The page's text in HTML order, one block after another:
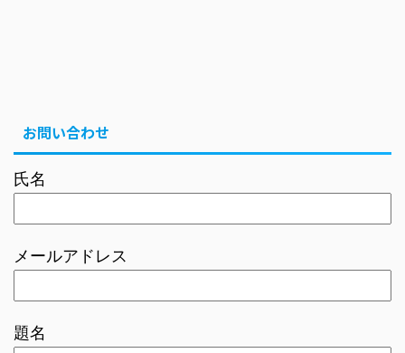
お問い合わせ
氏名
メールアドレス
題名